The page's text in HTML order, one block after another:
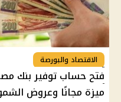
الاقتصاد والبورصة
ميزة مجانًا وعروض